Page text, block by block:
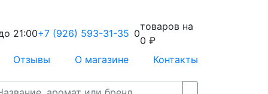
21:00+7 (926) 593-31-35 0
товаров на
0 ₽
Отзывы
О магазине Контакты